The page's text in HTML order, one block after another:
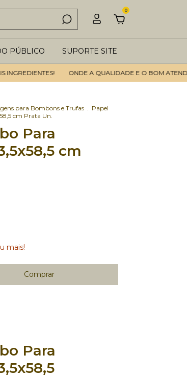
0
PÚBLICO SUPORTE SITE
ONDE A QUALIDADE E O BOM
para Bombons e Trufas . Papel
cm Prata Un.
Para
cm
mais!
Para